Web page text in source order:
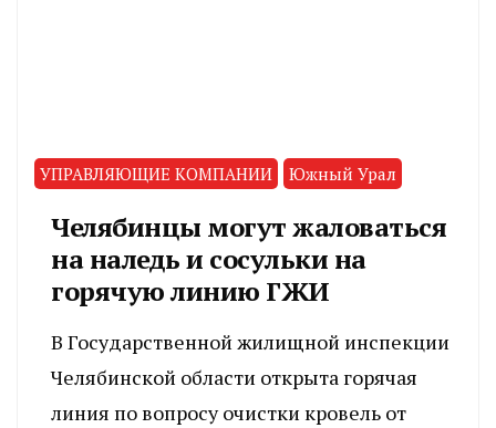
УПРАВЛЯЮЩИЕ КОМПАНИИ Южный Урал
Челябинцы могут жаловаться
на наледь и сосульки на
горячую линию ГЖИ
В Государственной жилищной инспекции
Челябинской области открыта горячая
линия по вопросу очистки кровель от